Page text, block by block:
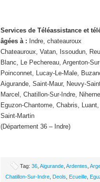
Services de Téléassistance et
âgées à : Indre, chateauroux
Chateauroux, Vatan, Issoudun,
Blanc, Le Pechereau, Argenton-
Poinconnet, Lucay-Le-Male,
Aigurande, Saint-Maur, Neuvy-
Marcel, Chatillon-Sur-Indre,
Eguzon-Chantome, Chabris,
Saint-Martin
(Département 36 – Indre)
Tag: 36 Aigurande Ardentes
Chatillon-Sur-Indre Deols Ecueille